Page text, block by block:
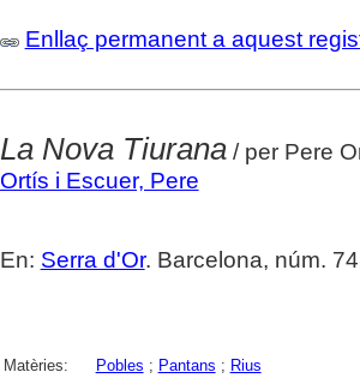
Enllaç permanent a aquest
La Nova Tiurana/ per Pere
Ortís i Escuer, Pere
En: Serra d'Or. Barcelona, núm.
Matèries: Pobles ; Pantans ; Rius